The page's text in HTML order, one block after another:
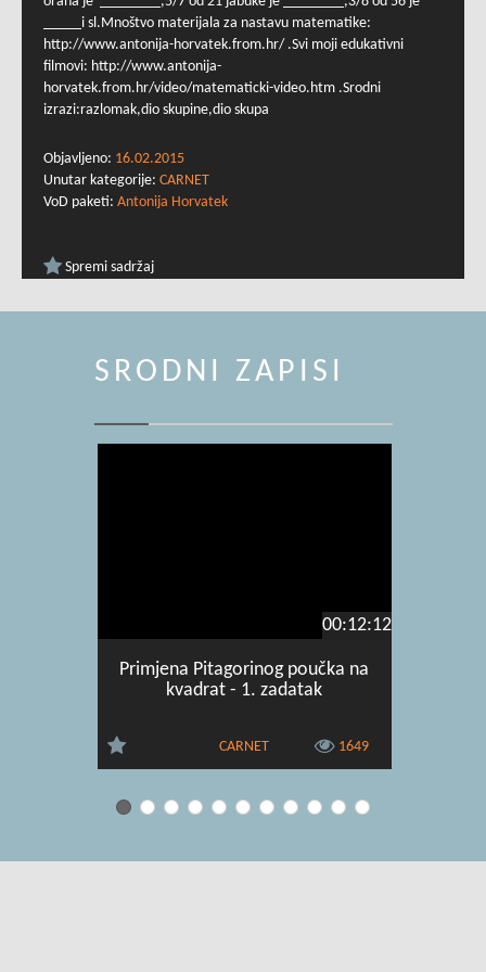
_____i sl.Mnoštvo materijala za nastavu matematike:
http://www.antonija-horvatek.from.hr/ .Svi moji edukativni
filmovi: http://www.antonija-
horvatek.from.hr/video/matematicki-video.htm .Srodni
izrazi:razlomak,dio skupine,dio skupa
Objavljeno: 16.02.2015
Unutar kategorije: CARNET
VoD paketi: Antonija Horvatek
Spremi sadržaj
SRODNI ZAPISI
00:12:12
Primjena Pitagorinog poučka na
kvadrat - 1. zadatak
CARNET 1649